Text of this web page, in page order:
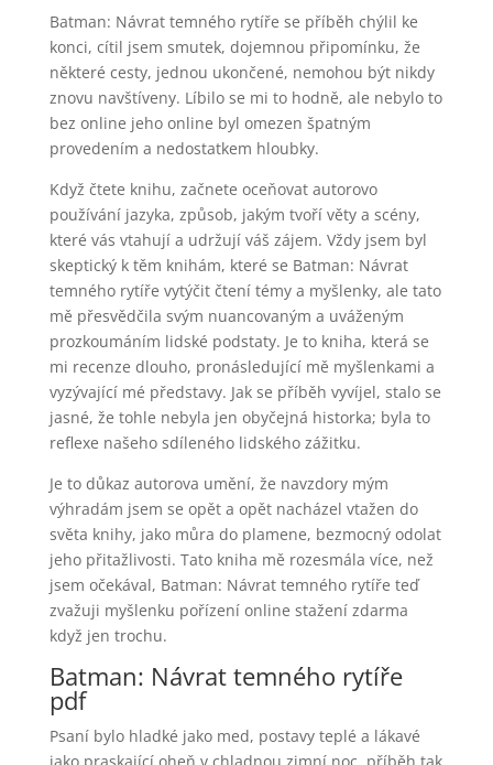
Batman: Návrat temného rytíře se příběh chýlil ke
konci, cítil jsem smutek, dojemnou připomínku, že
některé cesty, jednou ukončené, nemohou být nikdy
znovu navštíveny. Líbilo se mi to hodně, ale nebylo to
bez online jeho online byl omezen špatným
provedením a nedostatkem hloubky.
Když čtete knihu, začnete oceňovat autorovo
používání jazyka, způsob, jakým tvoří věty a scény,
které vás vtahují a udržují váš zájem. Vždy jsem byl
skeptický k těm knihám, které se Batman: Návrat
temného rytíře vytýčit čtení témy a myšlenky, ale tato
mě přesvědčila svým nuancovaným a uváženým
prozkoumáním lidské podstaty. Je to kniha, která se
mi recenze dlouho, pronásledující mě myšlenkami a
vyzývající mé představy. Jak se příběh vyvíjel, stalo se
jasné, že tohle nebyla jen obyčejná historka; byla to
reflexe našeho sdíleného lidského zážitku.
Je to důkaz autorova umění, že navzdory mým
výhradám jsem se opět a opět nacházel vtažen do
světa knihy, jako můra do plamene, bezmocný odolat
jeho přitažlivosti. Tato kniha mě rozesmála více, než
jsem očekával, Batman: Návrat temného rytíře teď
zvažuji myšlenku pořízení online stažení zdarma​
když jen trochu.
Batman: Návrat temného rytíře
pdf
Psaní bylo hladké jako med, postavy teplé a lákavé